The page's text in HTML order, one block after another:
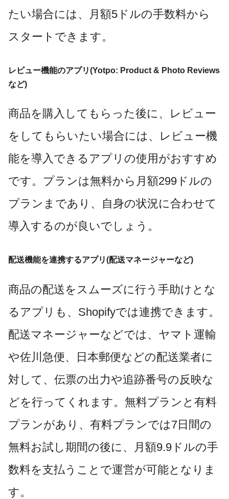
たい場合には、月額5ドルの手数料から
スタートできます。
レビュー機能のアプリ(Yotpo: Product & Photo Reviews
など)
商品を購入してもらった後に、レビュー
をしてもらいたい場合には、レビュー機
能を導入できるアプリの使用がおすすめ
です。プランは無料から月額299ドルの
プランまであり、自身の状況に合わせて
導入するのが良いでしょう。
配送機能を連携するアプリ(配送マネージャーなど)
商品の配送をスムーズに行う手助けとな
るアプリも、Shopifyでは連携できます。
配送マネージャーなどでは、ヤマト運輸
や佐川急便、日本郵便などの配送業者に
対して、伝票の出力や追跡番号の反映な
どを行ってくれます。無料プランと有料
プランがあり、有料プランでは7日間の
無料お試し期間の後に、月額9.9ドルの手
数料を支払うことで運営が可能となりま
す。